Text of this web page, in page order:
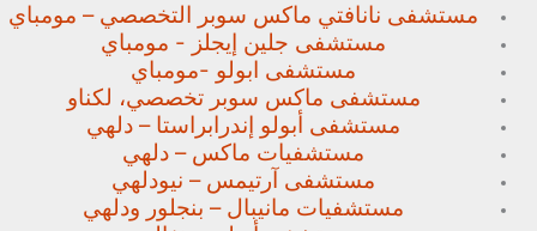
مستشفى نانافتي ماكس سوبر التخصصي – مومباي
مستشفى جلين إيجلز - مومباي
مستشفى ابولو -مومباي
مستشفى ماكس سوبر تخصصي، لكناو
مستشفى أبولو إندرابراستا – دلهي
مستشفيات ماكس – دلهي
مستشفى آرتيمس – نيودلهي
مستشفيات مانيبال – بنجلور ودلهي